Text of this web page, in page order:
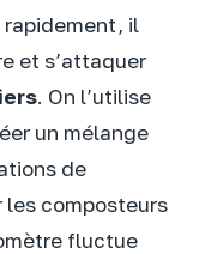
rapidement, il
et s’attaquer
. On l’utilise
un mélange
de
les composteurs
fluctue